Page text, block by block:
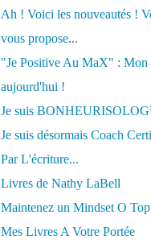
Ah ! Voici les nouveautés !
vous propose...
"Je Positive Au MaX" : Mon
aujourd'hui !
Je suis
Je suis désormais Coach
Par L'écriture...
Livres de Nathy LaBell
Maintenez un Mindset O
Mes Livres A Votre Portée